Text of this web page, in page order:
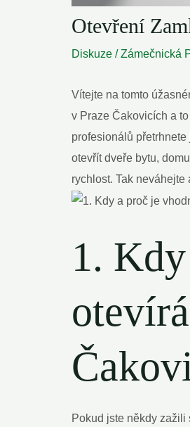
Otevření
Diskuze /Zámečnická
Vítejte na tomto
v Praze Čakovicích a
profesionálů
otevřít dveře bytu,
rychlost. Tak
1.
Pokud jste někdy zažili